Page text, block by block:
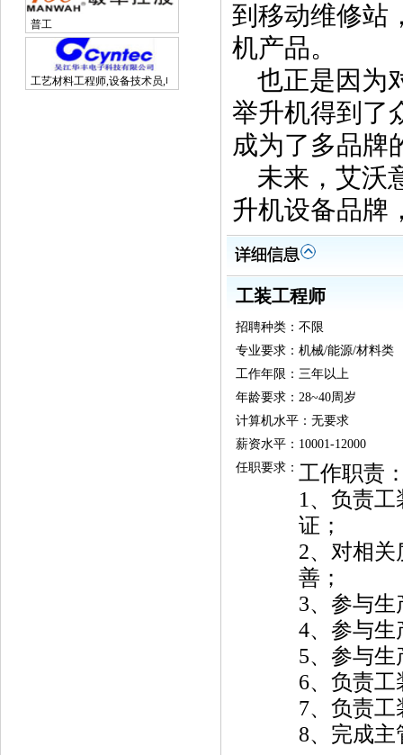
普工
工艺材料工程师,设备技术员,电子研发工程师
到移动维修站
机产品。
也正是因为
举升机得到了
成为了多品牌
未来，艾沃
升机设备品牌
工装工程师
招聘种类：不限
专业要求：机械/能源/材料类
工作年限：三年以上
年龄要求：28~40周岁
计算机水平：无要求
薪资水平：10001-12000
任职要求： 工作职责
1、负责
证；
2、对相
善；
3、参与
4、参与
5、参与
6、负责
7、负责
8、完成